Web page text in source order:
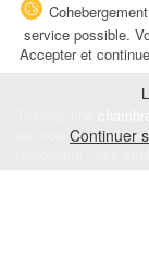
au mois ou à
temporaire : des
service possible.
Accepter et
Continuer